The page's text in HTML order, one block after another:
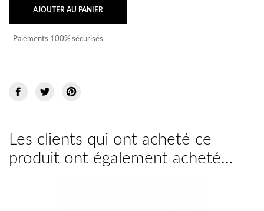
AJOUTER AU PANIER
Paiements 100% sécurisés
Les clients qui ont acheté ce
produit ont également acheté...